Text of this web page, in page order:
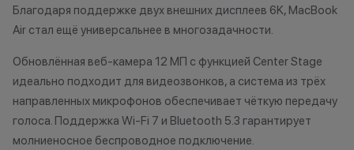
первом пункте, мы проводим его
диагностику. Это позволит
оценить состояние гаджета и его
корпуса, экрана и другие следы
использования. Диагностика
усмотрение
изменить
Благодаря поддержке двух внешних дисплеев 6K, MacBook
Air стал ещё универсальнее в многозадачности.
Обновлённая веб-камера 12 МП с функцией Center Stage
идеально подходит для видеозвонков, а система из трёх
направленных микрофонов обеспечивает чёткую передачу
голоса. Поддержка Wi‑Fi 7 и Bluetooth 5.3 гарантирует
молниеносное беспроводное подключение.